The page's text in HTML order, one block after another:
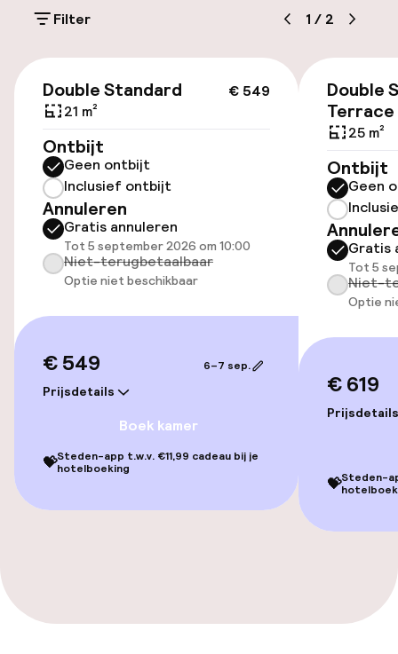
Fietsen beschikbaar
Toegankelijkheid
Overal rolstoeltoegankelijk
Lift
Zwemmen & wellness
Buitenzwembad op het dak
Solarium
Entertainment
Eet- en drinkgelegenheden
Filter 1 / 2
€ 549
Double Standard
21 m²
Ontbijt
Geen ontbijt
Inclusief ontbijt
Annuleren
Gratis annuleren
Tot 5 september 2026 om 10:00
Niet-terugbetaalbaar
Optie niet beschikbaar
€ 549
Prijsdetails
6–7 sep.
Boek kamer
💝Steden-app t.w.v. €11,99 cadeau bij je
hotelboeking
Double
Terrace
25 m²
Ontbijt
Geen
Gratis
Tot 5
Niet-
Optie
€ 619
Prijsdetails
💝Steden-